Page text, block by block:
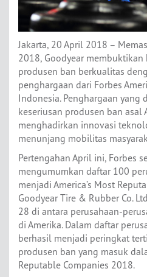
Jakarta, 20 April 2018 –
2018, Goodyear membuktikan
produsen ban berkualitas
penghargaan dari Forbes
Indonesia. Penghargaan
keseriusan produsen ban asal
menghadirkan innovasi
menunjang mobilitas
Pertengahan April ini, Forbes
mengumumkan daftar 100
menjadi America’s Most
Goodyear Tire & Rubber Co.
28 di antara perusahaan-
di Amerika. Dalam daftar
berhasil menjadi peringkat
produsen ban yang masuk
Reputable Companies 2018.